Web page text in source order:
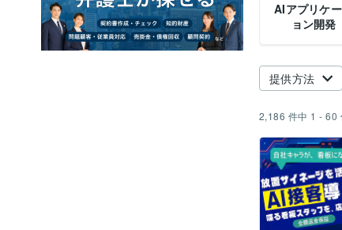
AIアプリケ
ョン開発
提供方法
2,186 件中 1 - 60